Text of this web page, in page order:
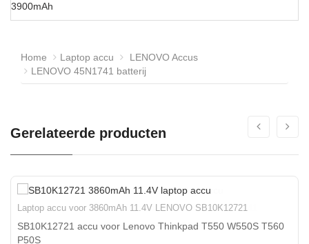
3900mAh
Home Laptop accu
LENOVO Accus
LENOVO 45N1741 batterij
Gerelateerde producten
Laptop accu voor 3860mAh 11.4V LENOVO SB10K12721
SB10K12721 accu voor Lenovo Thinkpad T550 W550S T560
P50S